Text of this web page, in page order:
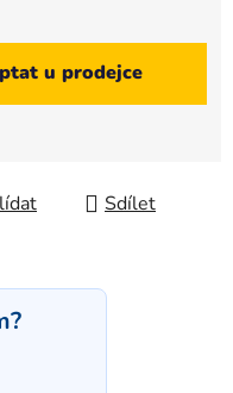
u prodejce
Sdílet